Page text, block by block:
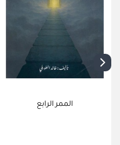
الممر الرابع